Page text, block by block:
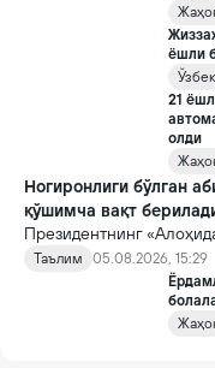
ёшли
21
олди
Ногиронлиги бўлган
қўшимча вақт
Президентнинг
таълим ва ижтимоий
такомиллаштириш
тўғрисида»ги қарори
янги механизмлар
Таълим
05.08.2026, 15:29